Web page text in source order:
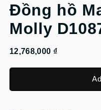
Đồng hồ
Molly
12,768,000 ₫